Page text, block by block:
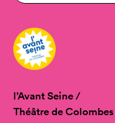
l’Avant Seine /
Théâtre de Colombes